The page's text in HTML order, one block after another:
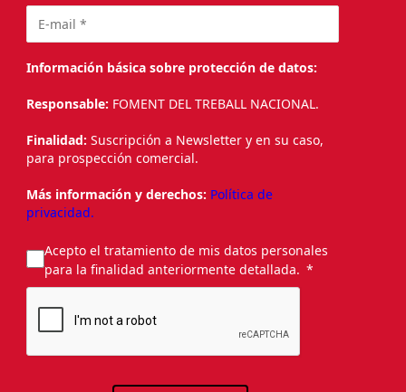
Información básica sobre protección de datos:
Responsable: FOMENT DEL TREBALL NACIONAL.
Finalidad: Suscripción a Newsletter y en su caso,
para prospección comercial.
Más información y derechos: Política de
privacidad.
Acepto el tratamiento de mis datos personales
para la finalidad anteriormente detallada.